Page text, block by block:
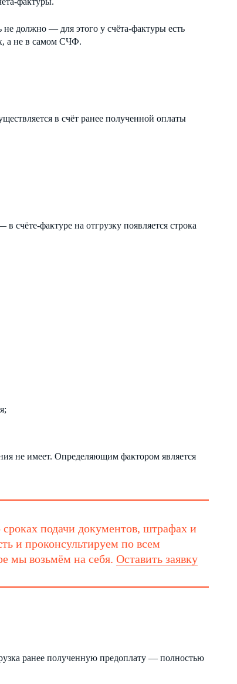
должно — для этого у счёта-фактуры есть
а не в самом СЧФ.
в счёт ранее полученной оплаты
счёте-фактуре на отгрузку появляется строка
не имеет. Определяющим фактором является
подачи документов, штрафах и
и проконсультируем по всем
мы возьмём на себя. Оставить заявку
ранее полученную предоплату — полностью